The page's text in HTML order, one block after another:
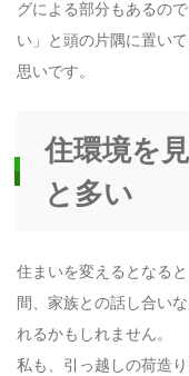
グによる部分もあるの
い」と頭の片隅に置い
思いです。
住環境を
と多い
住まいを変えるとなる
間、家族との話し合い
れるかもしれません。
私も、引っ越しの荷造